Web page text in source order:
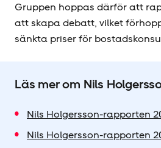
Gruppen hoppas därför att
att skapa debatt, vilket
sänkta priser för
Läs mer om Nils
Nils Holgersson-rapporten
Nils Holgersson-rapporten